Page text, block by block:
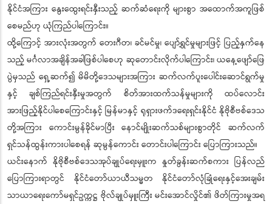
နိုင်ငံအကြား နွေးထွေးရင်းနှီးသည့် ဆက်ဆံရေးကို များစွာ အထောက်အကူဖြစ်
စေမည်ဟု ယုံကြည်ပါကြောင်း။
ထို့ကြောင့် အားလုံးအတွက် တေးဂီတ၊ ခင်မင်မှု၊ ပျော်ရွှင်မှုများဖြင့် ပြည့်နှက်နေ
သည့် မင်္ဂလာအချိန်အခါဖြစ်ပါစေဟု ဆုတောင်းလိုက်ပါကြောင်း၊ ယနေ့ဖျော်ဖြေ
ပွဲမှသည် ရှေ့ဆက်၍ မိမိတို့ဒေသများအကြား ဆက်လက်ပူးပေါင်းဆောင်ရွက်မှု
နှင့် ချစ်ကြည်ရင်းနှီးမှုအတွက် စိတ်အားထက်သန်မှုများကို ထပ်လောင်း
အားဖြည့်နိုင်ပါစေကြောင်းနှင့် မြန်မာနှင့် ရုရှားဖက်ဒရေးရှင်းနိုင်ငံ နိုဗိုစီဗစ်ဒေသ
တို့အကြား ကောင်းမွန်ခိုင်မာပြီး နောင်မျိုးဆက်သစ်များစွာတိုင် ဆက်လက်
ရှင်သန်ထွန်းကားပါစေရန် ဆုမွန်ကောင်း တောင်းပါကြောင်း ပြောကြားသည်။
ယင်းနောက် နိုဗိုစီဗစ်ဒေသအုပ်ချုပ်ရေးမှူးက နှုတ်ခွန်းဆက်စကား ပြန်လည်
ပြောကြားရာတွင် နိုင်ငံတော်ယာယီသမ္မတ နိုင်ငံတော်လုံခြုံရေးနှင့်အေးချမ်း
သာယာရေးကော်မရှင်ဥက္ကဋ္ဌ ဗိုလ်ချုပ်မှူးကြီး မင်းအောင်လှိုင်၏ ဖိတ်ကြားမှုအရ